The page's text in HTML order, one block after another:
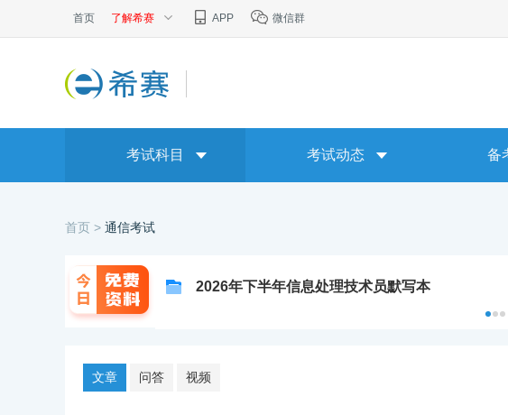
首页 了解希赛 APP 微信群
考试科目 考试动态 备
首页 > 通信考试
2026年下半年信息处理技术员默写本
文章 问答 视频